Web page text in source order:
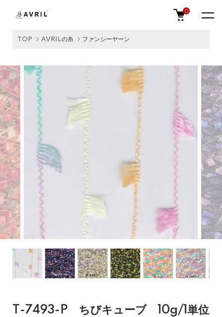
0
TOP AVRILの糸 ファンシーヤーン
T-7493-P ちびキューブ 10g/1単位